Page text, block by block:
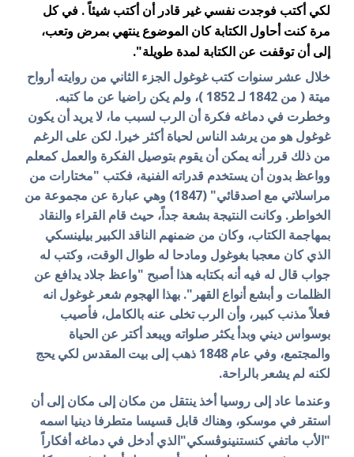
لكي أكتب فوجدت نفسي غير قادر أن أكتب شيئاً . في كل
مرة كنت أحاول الكتابة كان الموضوع ينتهي بمرض وتعب،
إلى أن توقفت عن الكتابة لمدة طويلة".
خلال عشر سنوات كتب غوغول الجزء الثاني من روايته أرواح
ميتة ( من 1842 لـ 1852 )، ولم يكن راضيا عن ما كتبه.
وخطرت في دماغه فكرة أن الرب لسبب ما، لا يريد أن يكون
غوغول هو من يرشد الناس لحياة أكثر خيرا. لكن على الرغم
من ذلك قرر أنه يمكن أن يقوم بتوصيل الفكرة والعمل كمعلم
وواعظ بدون أن يستخدم قدراته الفنية، فكتب "مختارات من
مراسلاتي مع اصدقائي" (1847) وهي عبارة عن مجموعة من
الخواطر. وكانت النتيجة بشعة جداً، حيث قام القراء والنقاد
بمهاجمة الكتاب، وكان من ضمنهم الناقد الكبير بيلينسكي
الذي كان معجبا بغوغول ومادحا له طوال الوقت، وكتب له
جواب قال له فيه أنه بكتابه هذا أصبح "واعظ جلاد يدافع عن
الظلمات و أبشع أنواع القهر". بهذا الهجوم شعر غوغول انه
فعلاً مذنب كبير، وأن الرب تخلى عنه بالكامل، فأصيب
بوسواس ديني وبدأ يكثر صلواته ويبعد أكتر عن الحياة
والمجتمع، وفي عام 1848 ذهب إلى بيت المقدس لكي يحج
لكنه لم يشعر بالراحة.
وعندما عاد إلى روسيا أخذ ينتقل من مكان إلى مكان إلى أن
استقر في موسكو، وهناك قابل قسيسا متطرفا دينيا اسمه
"الأب ماتفي كنستنينوڤسكي"الذي أدخل في دماغه أفكاراً